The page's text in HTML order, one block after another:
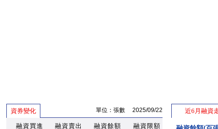
資券變化 單位：張數 2025/09/22
融資買進 融資賣出 融資餘額
融資限額
近6月融資